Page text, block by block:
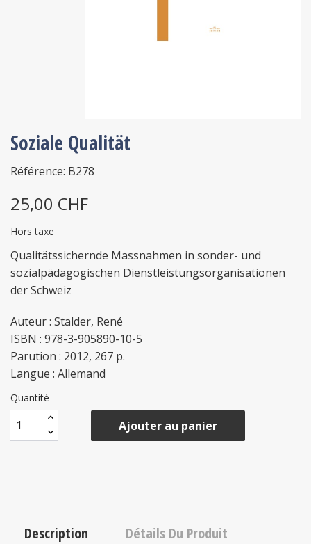
Soziale Qualität
Référence: B278
25,00 CHF
Hors taxe
Qualitätssichernde Massnahmen in sonder- und
sozialpädagogischen Dienstleistungsorganisationen
der Schweiz
Auteur : Stalder, René
ISBN : 978-3-905890-10-5
Parution : 2012, 267 p.
Langue : Allemand
Quantité
Ajouter au panier
Description Détails Du Produit